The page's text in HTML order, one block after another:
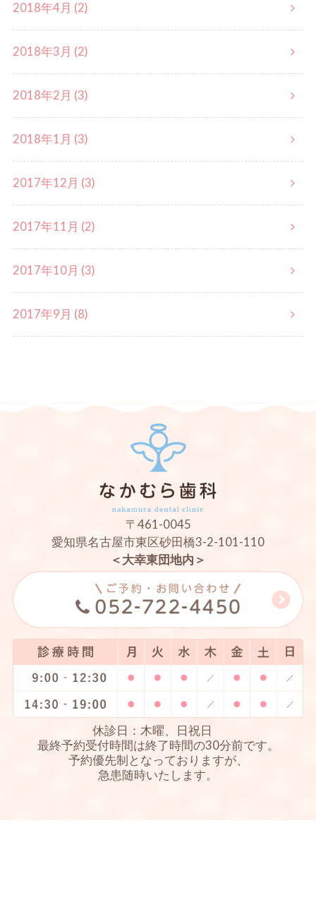
2018年4月 (2)
2018年3月 (2)
2018年2月 (3)
2018年1月 (3)
2017年12月 (3)
2017年11月 (2)
2017年10月 (3)
2017年9月 (8)
〒461-0045
愛知県名古屋市東区砂田橋3-2-101-110
＜大幸東団地内＞
休診日：木曜、日祝日
最終予約受付時間は終了時間の30分前です。
予約優先制となっておりますが、
急患随時いたします。